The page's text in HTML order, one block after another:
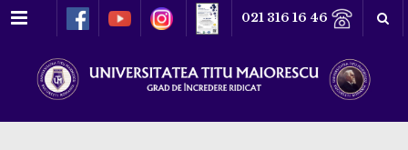
Meniu 021 316 16 46